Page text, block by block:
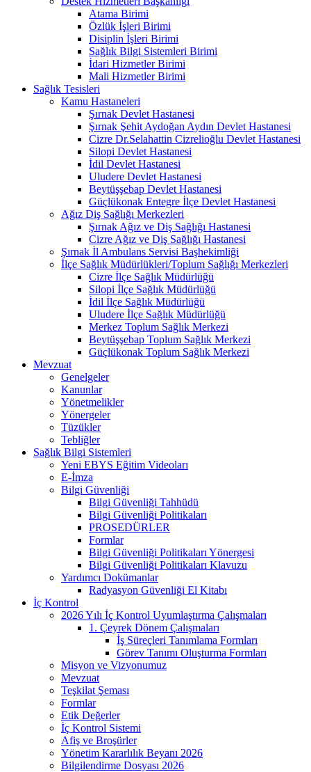
Atama Birimi
Özlük İşleri Birimi
Disiplin İşleri Birimi
Sağlık Bilgi Sistemleri Birimi
İdari Hizmetler Birimi
Mali Hizmetler Birimi
Sağlık Tesisleri
Kamu Hastaneleri
Şırnak Devlet Hastanesi
Şırnak Şehit Aydoğan Aydın Devlet Hastanesi
Cizre Dr.Selahattin Cizrelioğlu Devlet Hastanesi
Silopi Devlet Hastanesi
İdil Devlet Hastanesi
Uludere Devlet Hastanesi
Beytüşşebap Devlet Hastanesi
Güçlükonak Entegre İlçe Devlet Hastanesi
Ağız Diş Sağlığı Merkezleri
Şırnak Ağız ve Diş Sağlığı Hastanesi
Cizre Ağız ve Diş Sağlığı Hastanesi
Şırnak İl Ambulans Servisi Başhekimliği
İlçe Sağlık Müdürlükleri/Toplum Sağlığı Merkezleri
Cizre İlçe Sağlık Müdürlüğü
Silopi İlçe Sağlık Müdürlüğü
İdil İlçe Sağlık Müdürlüğü
Uludere İlçe Sağlık Müdürlüğü
Merkez Toplum Sağlık Merkezi
Beytüşşebap Toplum Sağlık Merkezi
Güçlükonak Toplum Sağlık Merkezi
Mevzuat
Genelgeler
Kanunlar
Yönetmelikler
Yönergeler
Tüzükler
Tebliğler
Sağlık Bilgi Sistemleri
Yeni EBYS Eğitim Videoları
E-İmza
Bilgi Güvenliği
Bilgi Güvenliği Tahhüdü
Bilgi Güvenliği Politikaları
PROSEDÜRLER
Formlar
Bilgi Güvenliği Politikaları Yönergesi
Bilgi Güvenliği Politikaları Klavuzu
Yardımcı Dokümanlar
Radyasyon Güvenliği El Kitabı
İç Kontrol
2026 Yılı İç Kontrol Uyumlaştırma Çalışmaları
1. Çeyrek Dönem Çalışmaları
İş Süreçleri Tanımlama Formları
Görev Tanımı Oluşturma Formları
Misyon ve Vizyonumuz
Mevzuat
Teşkilat Şeması
Formlar
Etik Değerler
İç Kontrol Sistemi
Afiş ve Broşürler
Yönetim Kararlılık Beyanı 2026
Bilgilendirme Dosyası 2026